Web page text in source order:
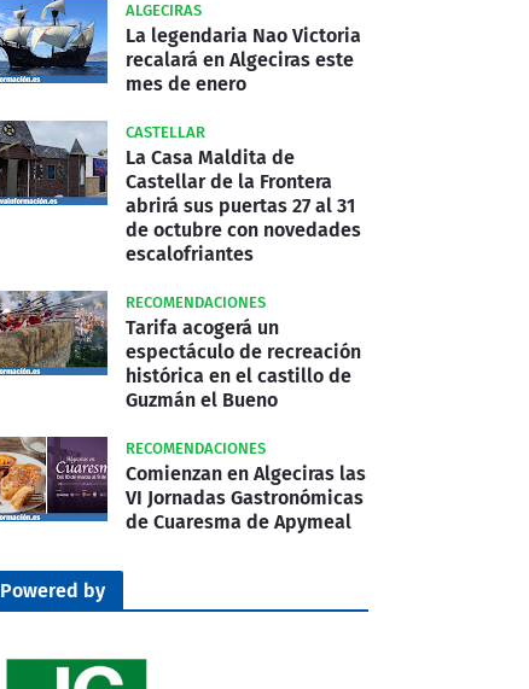
ALGECIRAS
La legendaria Nao Victoria
recalará en Algeciras este
mes de enero
CASTELLAR
La Casa Maldita de
Castellar de la Frontera
abrirá sus puertas 27 al 31
de octubre con novedades
escalofriantes
RECOMENDACIONES
Tarifa acogerá un
espectáculo de recreación
histórica en el castillo de
Guzmán el Bueno
RECOMENDACIONES
Comienzan en Algeciras las
VI Jornadas Gastronómicas
de Cuaresma de Apymeal
Powered by